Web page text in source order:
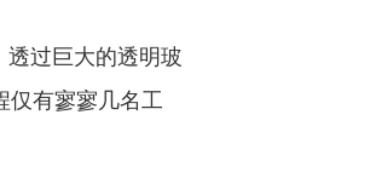
透过巨大的透明玻
仅有寥寥几名工